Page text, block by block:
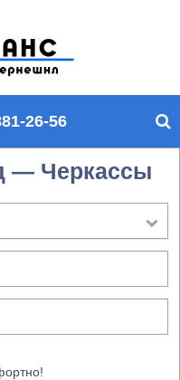
п
о
й
у
26-56
— Черкассы